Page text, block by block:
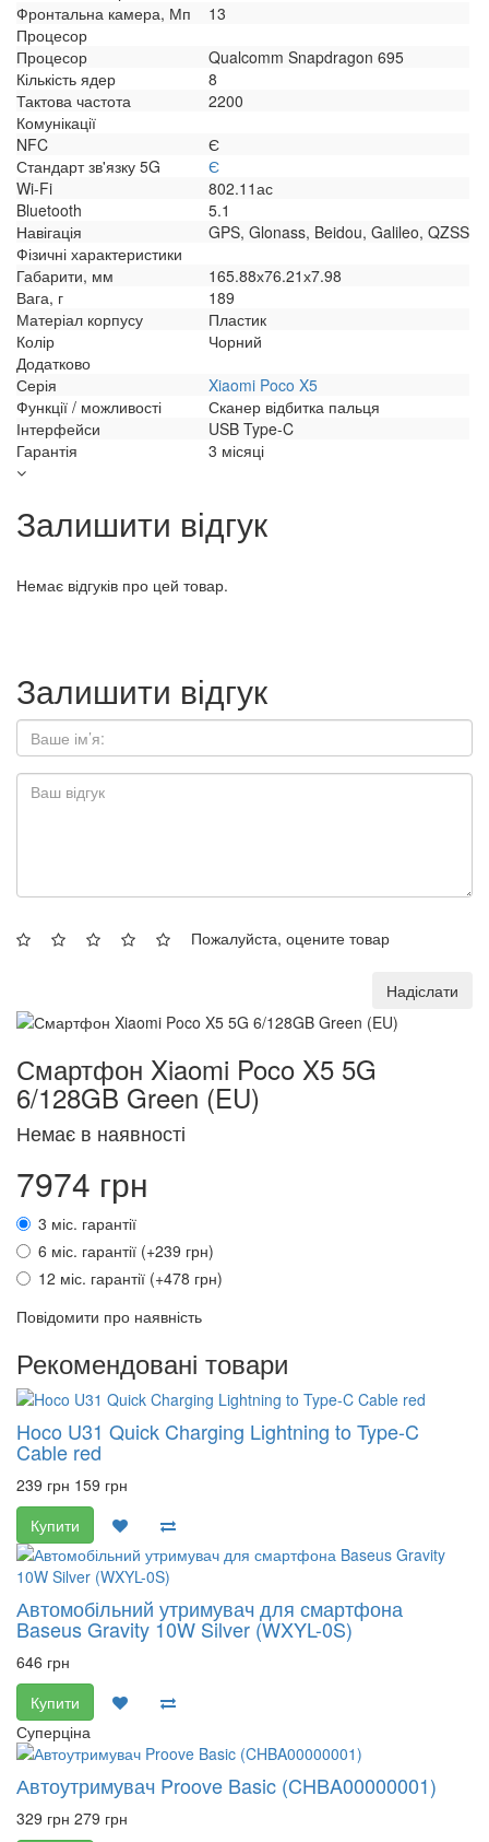
Фронтальна камера, Мп
13
Процесор
Процесор
Qualcomm Snapdragon 695
Кількість ядер
8
Тактова частота
2200
Комунікації
NFC
Є
Стандарт зв'язку 5G
Є
Wi-Fi
802.11ас
Bluetooth
5.1
Навігація
GPS, Glonass, Beidou, Galileo, QZSS
Фізичні характеристики
Габарити, мм
165.88х76.21х7.98
Вага, г
189
Матеріал корпусу
Пластик
Колір
Чорний
Додатково
Серія
Xiaomi Poco X5
Функції / можливості
Сканер відбитка пальця
Інтерфейси
USB Type-C
Гарантія
3 місяці
Залишити відгук
Немає відгуків про цей товар.
Залишити відгук
Пожалуйста, оцените товар
Надіслати
Смартфон Xiaomi Poco X5 5G
6/128GB Green (EU)
Немає в наявності
7974 грн
3 міс. гарантії
6 міс. гарантії (+239 грн)
12 міс. гарантії (+478 грн)
Повідомити про наявність
Рекомендовані товари
Hoco U31 Quick Charging Lightning to Type-C
Cable red
239 грн 159 грн
Купити
Автомобільний утримувач для смартфона
Baseus Gravity 10W Silver (WXYL-0S)
646 грн
Купити
Суперціна
Автоутримувач Proove Basic (CHBA00000001)
329 грн 279 грн